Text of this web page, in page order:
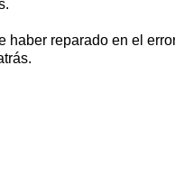
haber reparado en el